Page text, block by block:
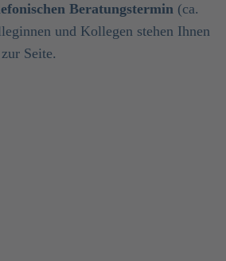
Beratungstermin (ca.
und Kollegen stehen Ihnen
Seite.